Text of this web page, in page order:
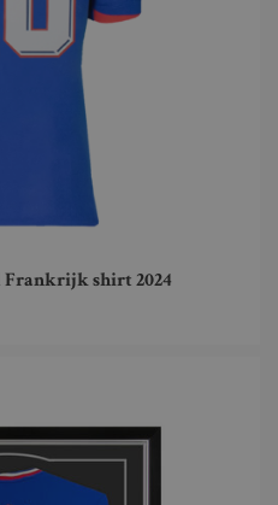
Frankrijk shirt 2024